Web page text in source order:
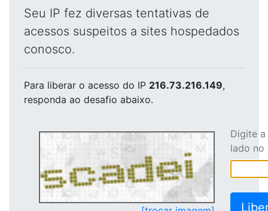
Seu IP fez diversas tentativas de
acessos suspeitos a sites hospedados
conosco.
Para liberar o acesso do IP 216.73.216.149,
responda ao desafio abaixo.
Digite
lado no